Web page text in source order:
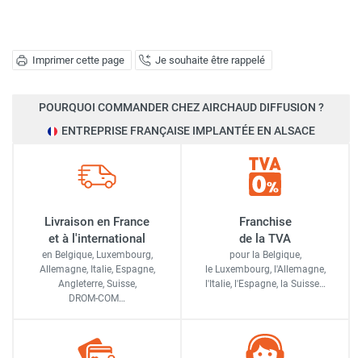
Imprimer cette page Je souhaite être rappelé
POURQUOI COMMANDER CHEZ AIRCHAUD DIFFUSION ?
ENTREPRISE FRANÇAISE IMPLANTÉE EN ALSACE
Livraison en France
et à l'international
en Belgique, Luxembourg,
Allemagne, Italie, Espagne,
Angleterre, Suisse,
DROM-COM…
Franchise
de la TVA
pour la Belgique,
le Luxembourg, l'Allemagne,
l'Italie, l'Espagne, la Suisse…